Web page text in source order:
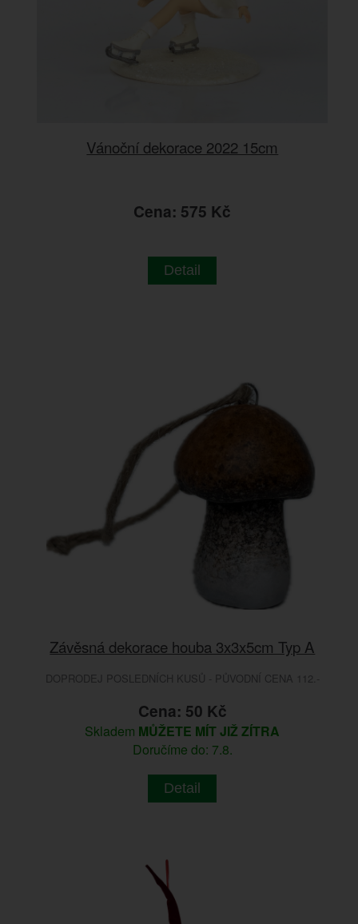
Vánoční dekorace 2022 15cm
Cena: 575 Kč
Detail
Závěsná dekorace houba 3x3x5cm Typ A
DOPRODEJ POSLEDNÍCH KUSŮ - PŮVODNÍ CENA 112.-
Cena: 50 Kč
Skladem MŮŽETE MÍT JIŽ ZÍTRA
Doručíme do: 7.8.
Detail